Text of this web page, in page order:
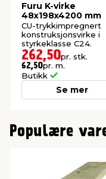
Furu K-virke
48x198x4200 mm
CU-trykkimpregnert
konstruksjonsvirke i
styrkeklasse C24.
262,50pr. stk.
62,50pr. m.
Butikk
Se mer
Populære